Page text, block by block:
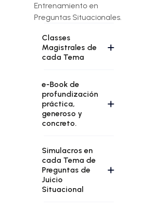
Entrenamiento en
Preguntas Situacionales.
Classes
Magistrales de
cada Tema
e-Book de
profundización
práctica,
generoso y
concreto.
Simulacros en
cada Tema de
Preguntas de
Juicio
Situacional